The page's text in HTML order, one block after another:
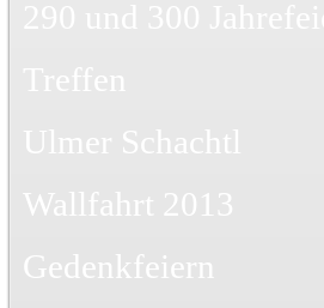
Wallfahrt 2013
Gedenkfeiern